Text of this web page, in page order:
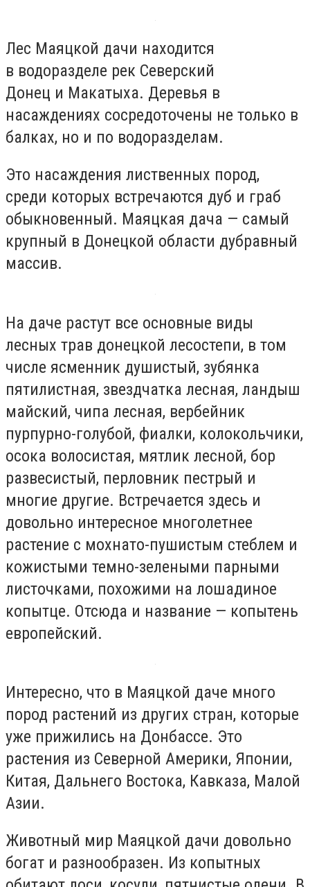
Лес Маяцкой дачи находится
в водоразделе рек Северский
Донец и Макатыха. Деревья в
насаждениях сосредоточены не только в
балках, но и по водоразделам.
Это насаждения лиственных пород,
среди которых встречаются дуб и граб
обыкновенный. Маяцкая дача — самый
крупный в Донецкой области дубравный
массив.
На даче растут все основные виды
лесных трав донецкой лесостепи, в том
числе ясменник душистый, зубянка
пятилистная, звездчатка лесная, ландыш
майский, чипа лесная, вербейник
пурпурно-голубой, фиалки, колокольчики,
осока волосистая, мятлик лесной, бор
развесистый, перловник пестрый и
многие другие. Встречается здесь и
довольно интересное многолетнее
растение с мохнато-пушистым стеблем и
кожистыми темно-зелеными парными
листочками, похожими на лошадиное
копытце. Отсюда и название — копытень
европейский.
Интересно, что в Маяцкой даче много
пород растений из других стран, которые
уже прижились на Донбассе. Это
растения из Северной Америки, Японии,
Китая, Дальнего Востока, Кавказа, Малой
Азии.
Животный мир Маяцкой дачи довольно
богат и разнообразен. Из копытных